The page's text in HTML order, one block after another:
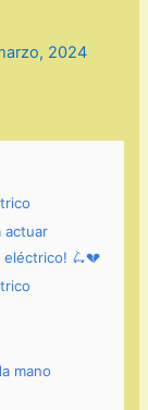
2024
actuar
🛴💔
mano